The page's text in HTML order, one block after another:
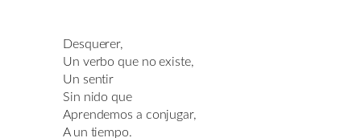
Desquerer,
Un verbo que no existe,
Un sentir
Sin nido que
Aprendemos a conjugar,
A un tiempo.